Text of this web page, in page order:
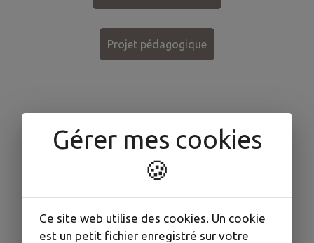
Projet pédagogique
Accueil de Loisirs de Dampierre-sur-Linotte
Directrice : Mélanie VULCAIN
periscolaire.dampierre@ccpmc.fr
Gérer mes cookies
🍪
Ce site web utilise des cookies. Un cookie
est un petit fichier enregistré sur votre